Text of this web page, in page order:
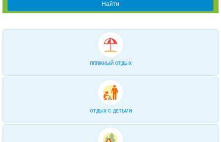
Завтрак и ужин (по меню из 3-х блюд)
За дополнительную плату 0
есть кухня
2-разовое: «Шведский стол» завтрак
0
0
В кафе-столовой организуется
питание 2 или 3 раза в день по комп
Найти
ПЛЯЖНЫЙ ОТДЫХ
ОТДЫХ С ДЕТЬМИ